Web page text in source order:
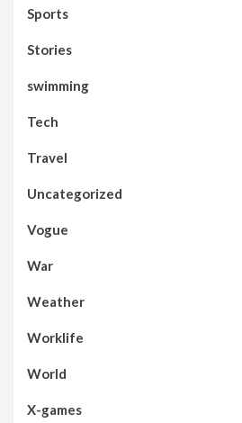
Sports
Stories
swimming
Tech
Travel
Uncategorized
Vogue
War
Weather
Worklife
World
X-games